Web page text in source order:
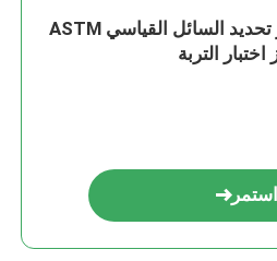
جهاز تحديد السائل القياسي ASTM
اختبار التربة
استمر